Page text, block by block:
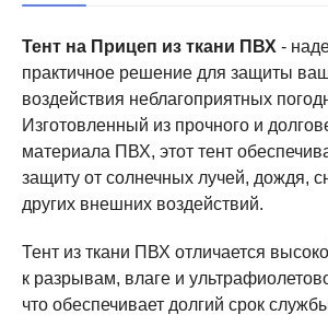
Тент на Прицеп из ткани ПВХ -
практичное решение для защиты
воздействия неблагоприятных
Изготовленный из прочного и
материала ПВХ, этот тент
защиту от солнечных лучей, дождя,
других внешних воздействий.
Тент из ткани ПВХ отличается
к разрывам, влаге и
что обеспечивает долгий срок